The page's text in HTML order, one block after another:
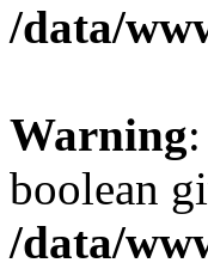
/data/
Warning
boolean
/data/